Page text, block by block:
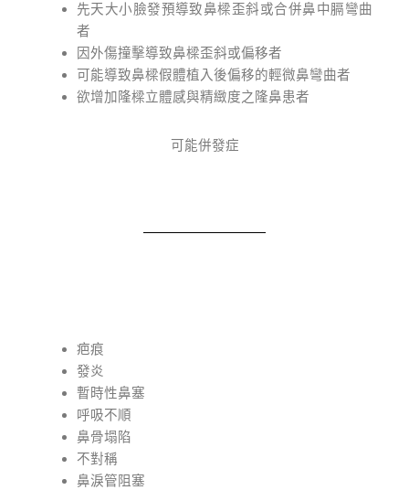
先天大小臉發預導致鼻樑歪斜或合併鼻中膈彎曲
者
因外傷撞擊導致鼻樑歪斜或偏移者
可能導致鼻樑假體植入後偏移的輕微鼻彎曲者
欲增加隆樑立體感與精緻度之隆鼻患者
可能併發症
疤痕
發炎
暫時性鼻塞
呼吸不順
鼻骨塌陷
不對稱
鼻淚管阻塞